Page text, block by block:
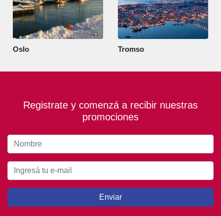
Oslo Tromso
Registrate y comenzá a recibir nuestras
promociones
Enviar